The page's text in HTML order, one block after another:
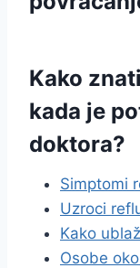
Kako
kada je
doktora?
Simptomi
Uzroci
Kako
Osobe